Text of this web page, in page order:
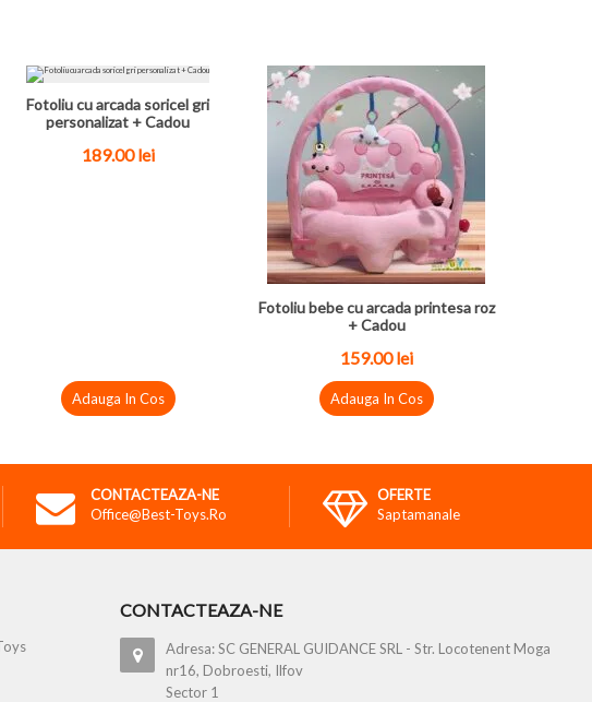
Fotoliu cu arcada soricel gri
personalizat + Cadou
189.00 lei
Adauga In Cos
Fotoliu bebe cu arcada printesa roz
+ Cadou
159.00 lei
Adauga In Cos
CONTACTEAZA-NE
Office@best-Toys.ro
OFERTE
Saptamanale
CONTACTEAZA-NE
Adresa: SC GENERAL GUIDANCE SRL - Str. Locotenent Moga
nr16, Dobroesti, Ilfov
Sector 1